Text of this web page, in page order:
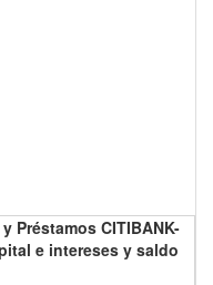
Préstamos CITIBANK-
e intereses y saldo